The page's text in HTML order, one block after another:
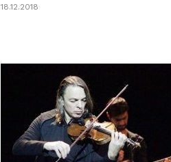
18.12.2018